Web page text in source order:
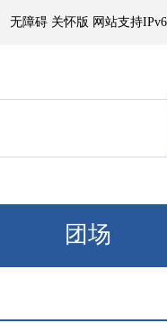
级、阵风5～6级；塔里
无障碍 关怀版 网站支持IPv6
团场